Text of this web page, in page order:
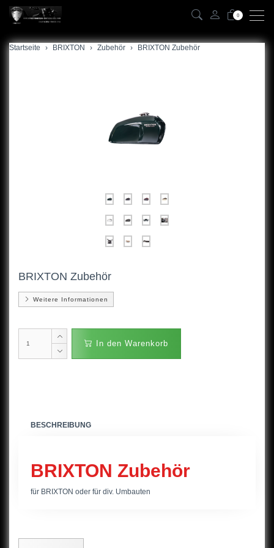
0
zurück
Startseite BRIXTON Zubehör BRIXTON Zubehör
BRIXTON Zubehör
Weitere Informationen
In den Warenkorb
BESCHREIBUNG
BRIXTON Zubehör
für BRIXTON oder für div. Umbauten